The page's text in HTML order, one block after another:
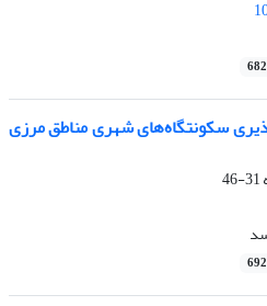
سکونتگاه‌های شهری مناطق مرزی
31-46